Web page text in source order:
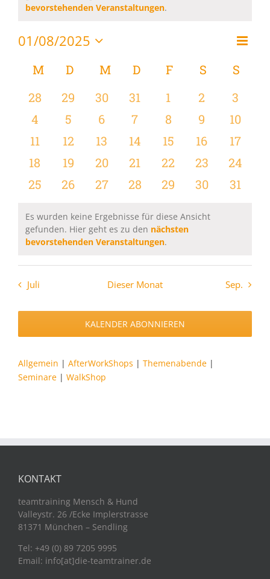
bevorstehenden Veranstaltungen.
Monat
01/08/2025
wählen.
Kalender
von
Veranstaltungen
MMONTAG
D DIENSTAG
MMITTWOCH
D DONNERSTAG
F FREITAG
S SAMSTAG
S
0
Veranstaltungen
28
0
Veranstaltungen
29
0
Veranstaltungen
30
0
Veranstaltungen
31
0
Veranstaltungen
1
0
2
0
3
0
Veranstaltungen
4
0
Veranstaltungen
5
0
Veranstaltungen
6
0
Veranstaltungen
7
0
Veranstaltungen
8
0
9
0
10
0
Veranstaltungen
11
0
Veranstaltungen
12
0
Veranstaltungen
13
0
Veranstaltungen
14
0
Veranstaltungen
15
0
16
0
17
0
Veranstaltungen
18
0
Veranstaltungen
19
0
Veranstaltungen
20
0
Veranstaltungen
21
0
Veranstaltungen
22
0
23
0
24
0
25
0
26
0
27
0
28
0
29
0
30
0
31
Hinweis
Es wurden keine Ergebnisse für diese Ansicht
gefunden. Hier geht es zu den nächsten
bevorstehenden Veranstaltungen.
Juli Dieser Monat Sep.
KALENDER ABONNIEREN
Allgemein | AfterWorkShops | Themenabende |
Seminare | WalkShop
KONTAKT
teamtraining Mensch & Hund
Valleystr. 26 /Ecke Implerstrasse
81371 München – Sendling
Tel: +49 (0) 89 7205 9995
Email: info[at]die-teamtrainer.de